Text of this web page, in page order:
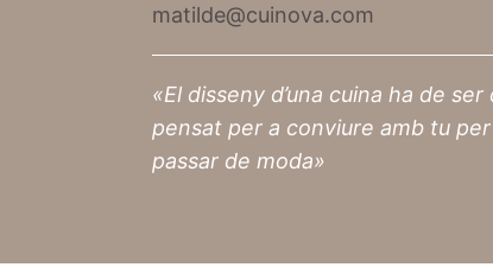
matilde@cuinova.com
«El disseny d’una cuina ha de
pensat per a conviure amb tu
passar de moda»